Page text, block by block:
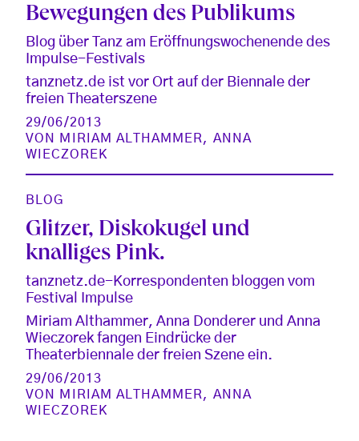
Bewegungen des Publikums
Blog über Tanz am Eröffnungswochenende des
Impulse-Festivals
tanznetz.de ist vor Ort auf der Biennale der
freien Theaterszene
29/06/2013
VON MIRIAM ALTHAMMER , ANNA
WIECZOREK
BLOG
Glitzer, Diskokugel und
knalliges Pink.
tanznetz.de-Korrespondenten bloggen vom
Festival Impulse
Miriam Althammer, Anna Donderer und Anna
Wieczorek fangen Eindrücke der
Theaterbiennale der freien Szene ein.
29/06/2013
VON MIRIAM ALTHAMMER , ANNA
WIECZOREK